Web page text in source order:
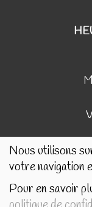
Nous utilisons
votre navigation
Pour en savoir